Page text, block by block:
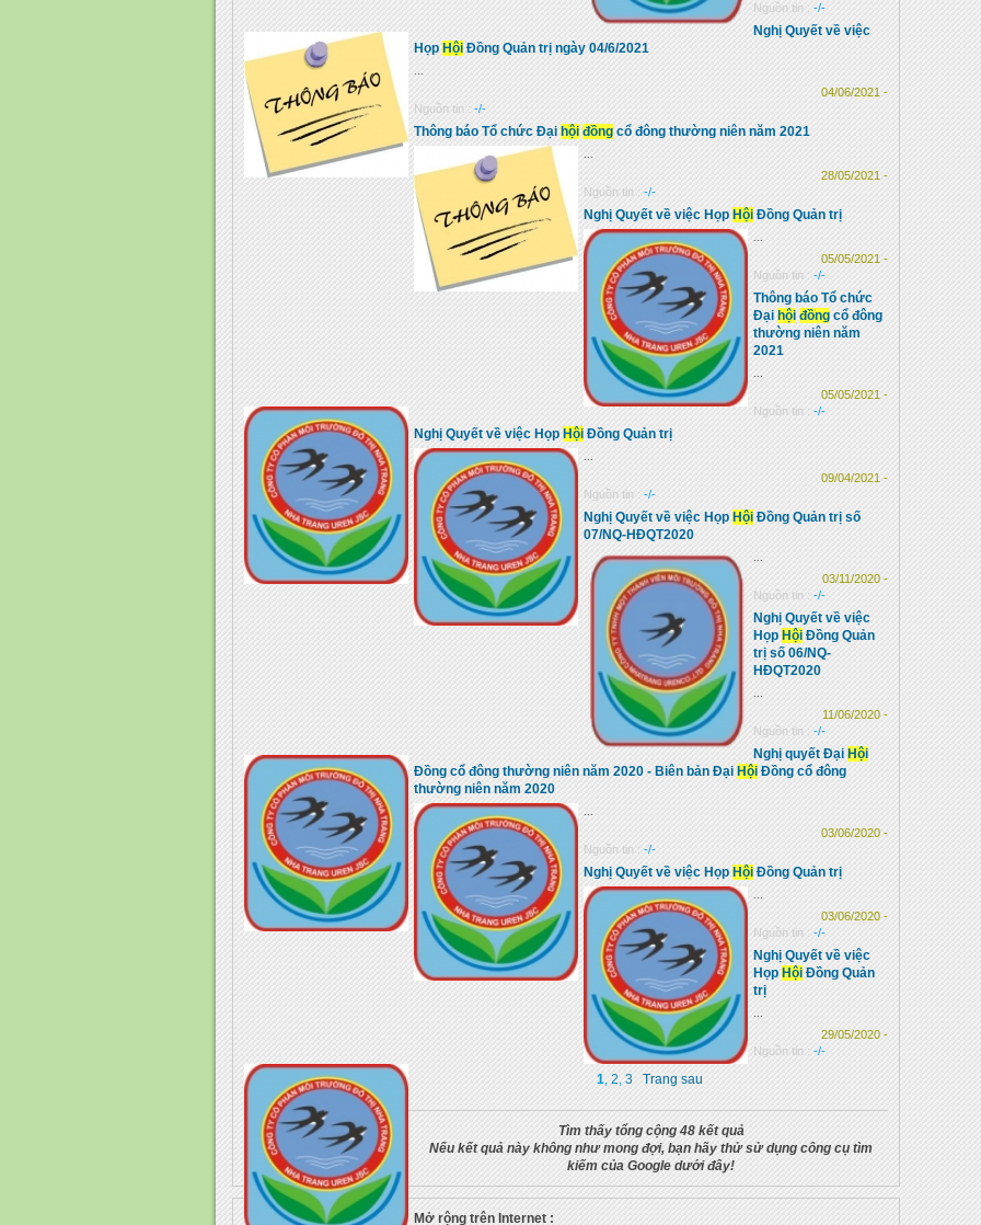
Nguồn tin : -/-
Nghị Quyết về việc
Họp Hội Đồng Quản trị ngày 04/6/2021
04/06/2021 -
Nguồn tin : -/-
Thông báo Tổ chức Đại hội đồng cổ đông thường niên năm 2021
28/05/2021 -
Nguồn tin : -/-
Nghị Quyết về việc Họp Hội Đồng Quản trị
05/05/2021 -
Nguồn tin : -/-
Thông báo Tổ chức
Đại hội đồng cổ đông
thường niên năm
2021
05/05/2021 -
Nguồn tin : -/-
Nghị Quyết về việc Họp Hội Đồng Quản trị
09/04/2021 -
Nguồn tin : -/-
Nghị Quyết về việc Họp Hội Đồng Quản trị số
07/NQ-HĐQT2020
03/11/2020 -
Nguồn tin : -/-
Nghị Quyết về việc
Họp Hội Đồng Quản
trị số 06/NQ-
HĐQT2020
11/06/2020 -
Nguồn tin : -/-
Nghị quyết Đại Hội
Đồng cổ đông thường niên năm 2020 - Biên bản Đại Hội Đồng cổ đông
thường niên năm 2020
03/06/2020 -
Nguồn tin : -/-
Nghị Quyết về việc Họp Hội Đồng Quản trị
03/06/2020 -
Nguồn tin : -/-
Nghị Quyết về việc
Họp Hội Đồng Quản
trị
29/05/2020 -
Nguồn tin : -/-
1, 2, 3 Trang sau
Tìm thấy tổng cộng 48 kết quả
Nếu kết quả này không như mong đợi, bạn hãy thử sử dụng công cụ tìm
kiếm của Google dưới đây!
Mở rộng trên Internet :